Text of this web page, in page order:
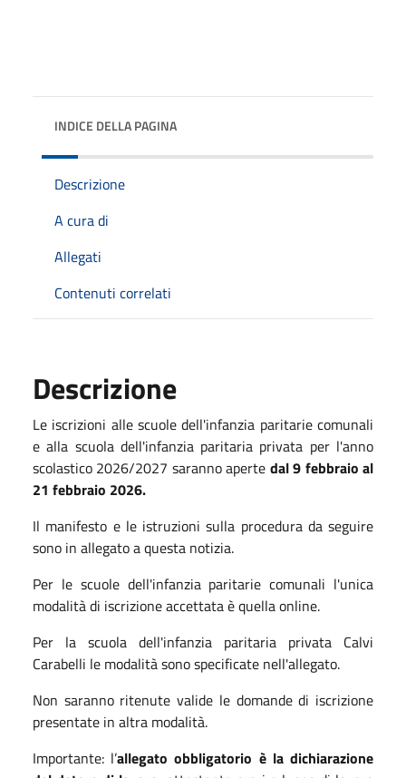
INDICE DELLA PAGINA
Descrizione
A cura di
Allegati
Contenuti correlati
Descrizione
Le iscrizioni alle scuole dell'infanzia paritarie comunali
e alla scuola dell'infanzia paritaria privata per l'anno
scolastico 2026/2027 saranno aperte dal 9 febbraio al
21 febbraio 2026.
Il manifesto e le istruzioni sulla procedura da seguire
sono in allegato a questa notizia.
Per le scuole dell'infanzia paritarie comunali l'unica
modalità di iscrizione accettata è quella online.
Per la scuola dell'infanzia paritaria privata Calvi
Carabelli le modalità sono specificate nell'allegato.
Non saranno ritenute valide le domande di iscrizione
presentate in altra modalità.
Importante: l’allegato obbligatorio è la dichiarazione